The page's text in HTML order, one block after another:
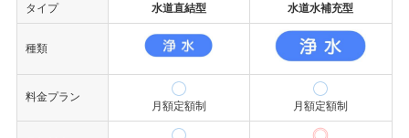
タイプ 水道直結型 水道水補充型
種類
料金プラン
月額定額制 月額定額制